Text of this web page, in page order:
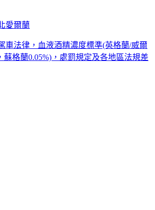
愛爾蘭
車法律，血液酒精濃度標準(英格蘭/威爾
蘇格蘭0.05%)，處罰規定及各地區法規差